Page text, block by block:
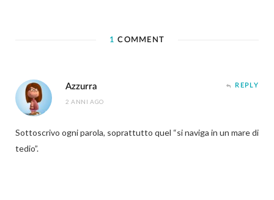
1 COMMENT
Azzurra
2 ANNI AGO
REPLY
Sottoscrivo ogni parola, soprattutto quel “si naviga in un mare di
tedio”.